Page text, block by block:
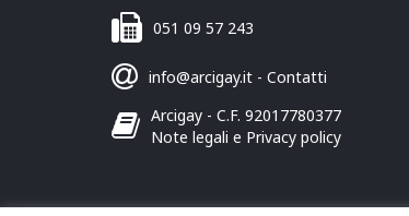
051 09 57 243
info@arcigay.it - Contatti
Arcigay - C.F. 92017780377
Note legali e Privacy policy